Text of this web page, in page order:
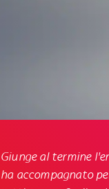
Giunge al termine
ha accompagnato